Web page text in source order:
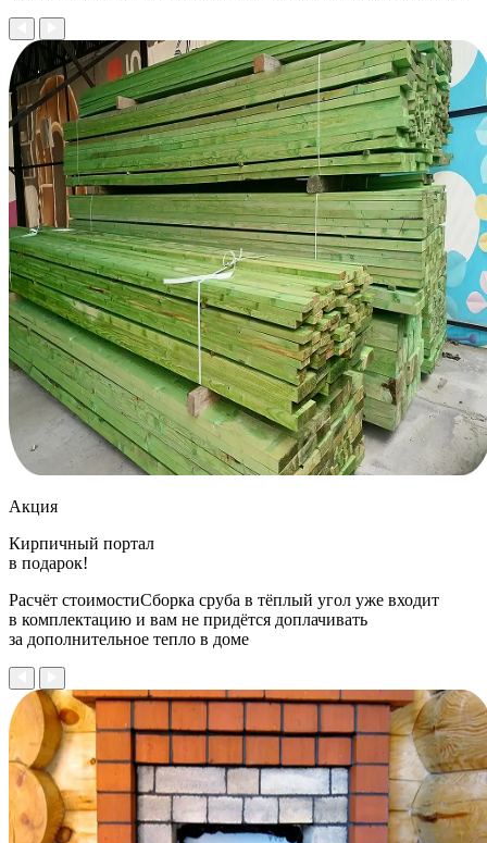
Акция
Кирпичный портал
в подарок!
Расчёт стоимостиСборка сруба в тёплый угол уже входит
в комплектацию и вам не придётся доплачивать
за дополнительное тепло в доме